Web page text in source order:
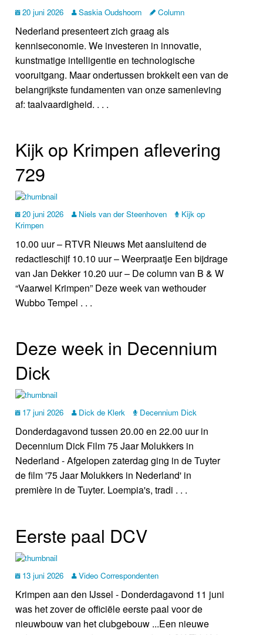
20 juni 2026 Saskia Oudshoorn Column
Nederland presenteert zich graag als
kenniseconomie. We investeren in innovatie,
kunstmatige intelligentie en technologische
vooruitgang. Maar ondertussen brokkelt een van de
belangrijkste fundamenten van onze samenleving
af: taalvaardigheid. . . .
Kijk op Krimpen aflevering
729
20 juni 2026 Niels van der Steenhoven
Kijk op
Krimpen
10.00 uur – RTVR Nieuws Met aansluitend de
redactieschijf 10.10 uur – Weerpraatje Een bijdrage
van Jan Dekker 10.20 uur – De column van B & W
“Vaarwel Krimpen” Deze week van wethouder
Wubbo Tempel . . .
Deze week in Decennium
Dick
17 juni 2026 Dick de Klerk Decennium Dick
Donderdagavond tussen 20.00 en 22.00 uur in
Decennium Dick Film 75 Jaar Molukkers in
Nederland - Afgelopen zaterdag ging in de Tuyter
de film '75 Jaar Molukkers in Nederland' in
première in de Tuyter. Loempia's, tradi . . .
Eerste paal DCV
13 juni 2026 Video Correspondenten
Krimpen aan den IJssel - Donderdagavond 11 juni
was het zover de officiële eerste paal voor de
nieuwbouw van het clubgebouw ...Een nieuwe